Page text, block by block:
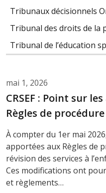
mai 1, 2026
CRSEF : Point sur
Règles de
À compter du 1er mai
apportées aux Règles de
révision des services à
Ces modifications ont
et règlements…
Tribunaux décisionnels
Tribunal des droits de la
Tribunal de l’éducation